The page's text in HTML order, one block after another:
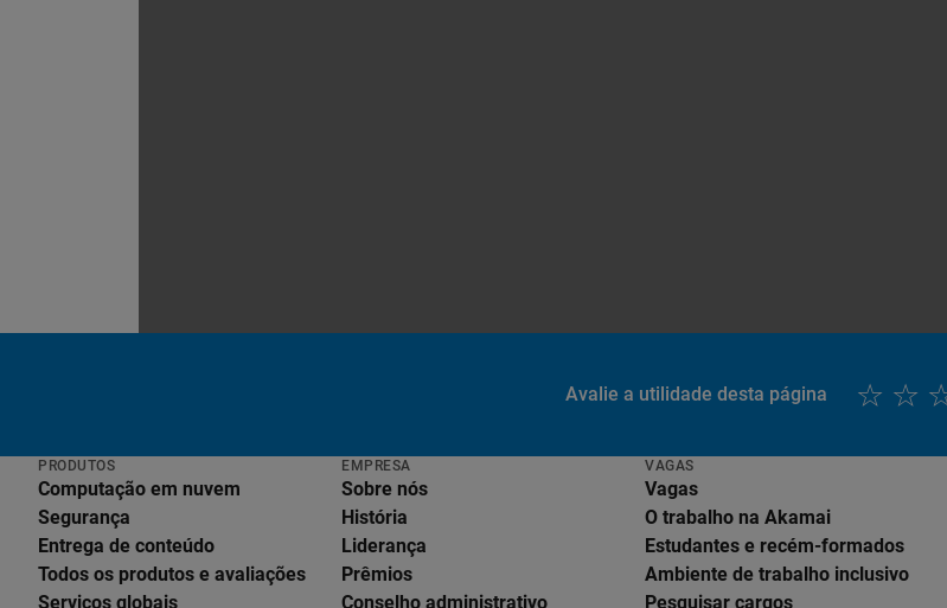
Avalie a utilidade desta página
PRODUTOS
Computação em nuvem
Segurança
Entrega de conteúdo
Todos os produtos e avaliações
Serviços globais
EMPRESA
Sobre nós
História
Liderança
Prêmios
Conselho administrativo
VAGAS
Vagas
O trabalho na Akamai
Estudantes e recém-formados
Ambiente de trabalho inclusivo
Pesquisar cargos